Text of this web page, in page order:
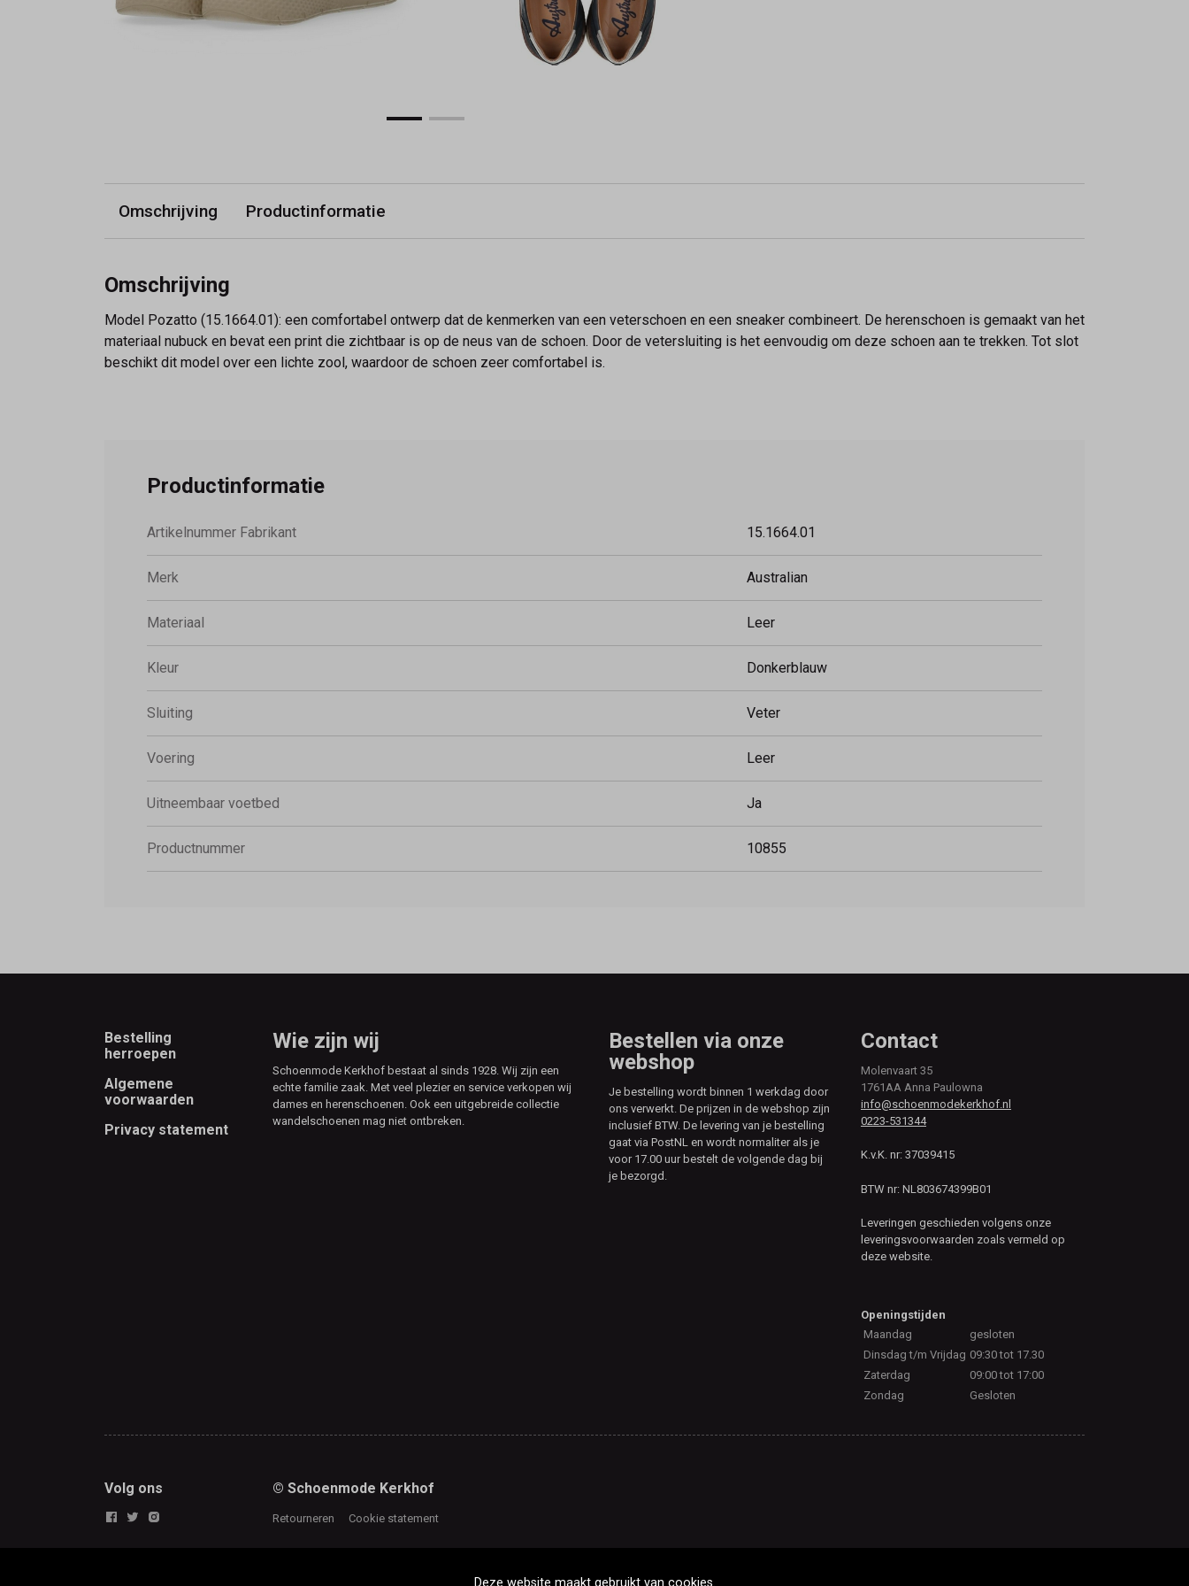
Omschrijving Productinformatie
Omschrijving
Model Pozatto (15.1664.01): een comfortabel ontwerp dat de kenmerken van een veterschoen en een sneaker combineert. De herenschoen is gemaakt van het
materiaal nubuck en bevat een print die zichtbaar is op de neus van de schoen. Door de vetersluiting is het eenvoudig om deze schoen aan te trekken. Tot slot
beschikt dit model over een lichte zool, waardoor de schoen zeer comfortabel is.
Productinformatie
Artikelnummer Fabrikant 15.1664.01
Merk Australian
Materiaal Leer
Kleur Donkerblauw
Sluiting Veter
Voering Leer
Uitneembaar voetbed Ja
Productnummer 10855
Footer
Bestelling
herroepen
Algemene
voorwaarden
Privacy statement
Wie zijn wij
Schoenmode Kerkhof bestaat al sinds 1928. Wij zijn een
echte familie zaak. Met veel plezier en service verkopen wij
dames en herenschoenen. Ook een uitgebreide collectie
wandelschoenen mag niet ontbreken.
Bestellen via onze
webshop
Je bestelling wordt binnen 1 werkdag door
ons verwerkt. De prijzen in de webshop zijn
inclusief BTW. De levering van je bestelling
gaat via PostNL en wordt normaliter als je
voor 17.00 uur bestelt de volgende dag bij
je bezorgd.
Contact
Molenvaart 35
1761AA Anna Paulowna
info@schoenmodekerkhof.nl
0223-531344
K.v.K. nr: 37039415
BTW nr: NL803674399B01
Leveringen geschieden volgens onze
leveringsvoorwaarden zoals vermeld op
deze website.
Openingstijden
Maandag
gesloten
Dinsdag t/m Vrijdag 09:30 tot 17.30
Zaterdag
09:00 tot 17:00
Zondag
Gesloten
Volg ons © Schoenmode Kerkhof
Retourneren Cookie statement
Deze website maakt gebruikt van cookies.